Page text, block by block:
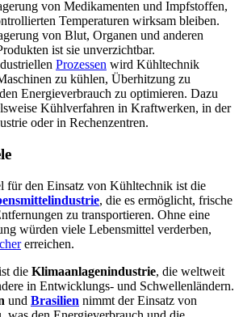
von Medikamenten und Impfstoffen,
Temperaturen wirksam bleiben.
von Blut, Organen und anderen
ist sie unverzichtbar.
Prozessen wird Kühltechnik
zu kühlen, Überhitzung zu
Energieverbrauch zu optimieren. Dazu
Kühlverfahren in Kraftwerken, in der
oder in Rechenzentren.
für den Einsatz von Kühltechnik ist die
, die es ermöglicht, frische
zu transportieren. Ohne eine
würden viele Lebensmittel verderben,
erreichen.
die Klimaanlagenindustrie, die weltweit
in Entwicklungs- und Schwellenländern.
und Brasilien nimmt der Einsatz von